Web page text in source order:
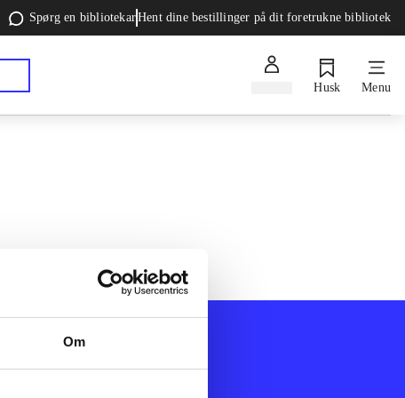
Om
Spørg en bibliotekarHent dine bestillinger på dit foretrukne bibliotek
Husk Menu
Afdelinger